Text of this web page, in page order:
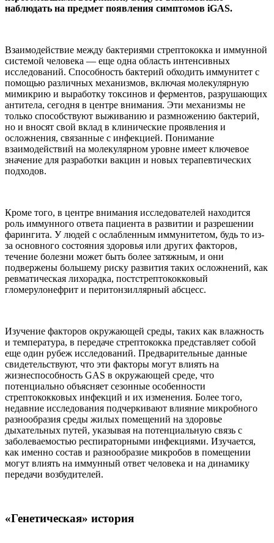
наблюдать на предмет появления симптомов iGAS.
Взаимодействие между бактериями стрептококка и иммунной
системой человека — еще одна область интенсивных
исследований. Способность бактерий обходить иммунитет с
помощью различных механизмов, включая молекулярную
мимикрию и выработку токсинов и ферментов, разрушающих
антитела, сегодня в центре внимания. Эти механизмы не
только способствуют выживанию и размножению бактерий,
но и вносят свой вклад в клинические проявления и
осложнения, связанные с инфекцией. Понимание
взаимодействий на молекулярном уровне имеет ключевое
значение для разработки вакцин и новых терапевтических
подходов.
Кроме того, в центре внимания исследователей находится
роль иммунного ответа пациента в развитии и разрешении
фарингита. У людей с ослабленным иммунитетом, будь то из-
за основного состояния здоровья или других факторов,
течение болезни может быть более затяжным, и они
подвержены большему риску развития таких осложнений, как
ревматическая лихорадка, постстрептококковый
гломерулонефрит и перитонзиллярный абсцесс.
Изучение факторов окружающей среды, таких как влажность
и температура, в передаче стрептококка представляет собой
еще один рубеж исследований. Предварительные данные
свидетельствуют, что эти факторы могут влиять на
жизнеспособность GAS в окружающей среде, что
потенциально объясняет сезонные особенности
стрептококковых инфекций и их изменения. Более того,
недавние исследования подчеркивают влияние микробного
разнообразия среды жилых помещений на здоровье
дыхательных путей, указывая на потенциальную связь с
заболеваемостью респираторными инфекциями. Изучается,
как именно состав и разнообразие микробов в помещении
могут влиять на иммунный ответ человека и на динамику
передачи возбудителей.
«Генетическая» история